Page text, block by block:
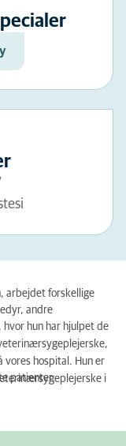
arbejdet forskellige
andre
hun har hjulpet de
vores hospital. Hun er
patienter.
i